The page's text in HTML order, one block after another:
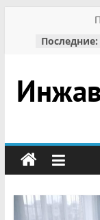
содержимому
Последние:
сельский
портал